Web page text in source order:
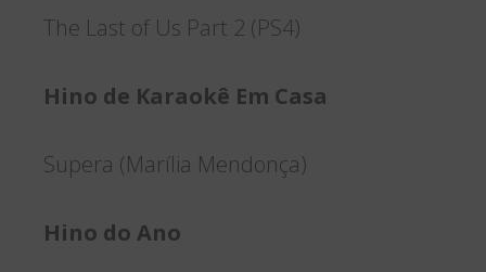
The Last of Us Part 2 (PS4)
Hino de Karaokê Em Casa
Supera (Marília Mendonça)
Hino do Ano